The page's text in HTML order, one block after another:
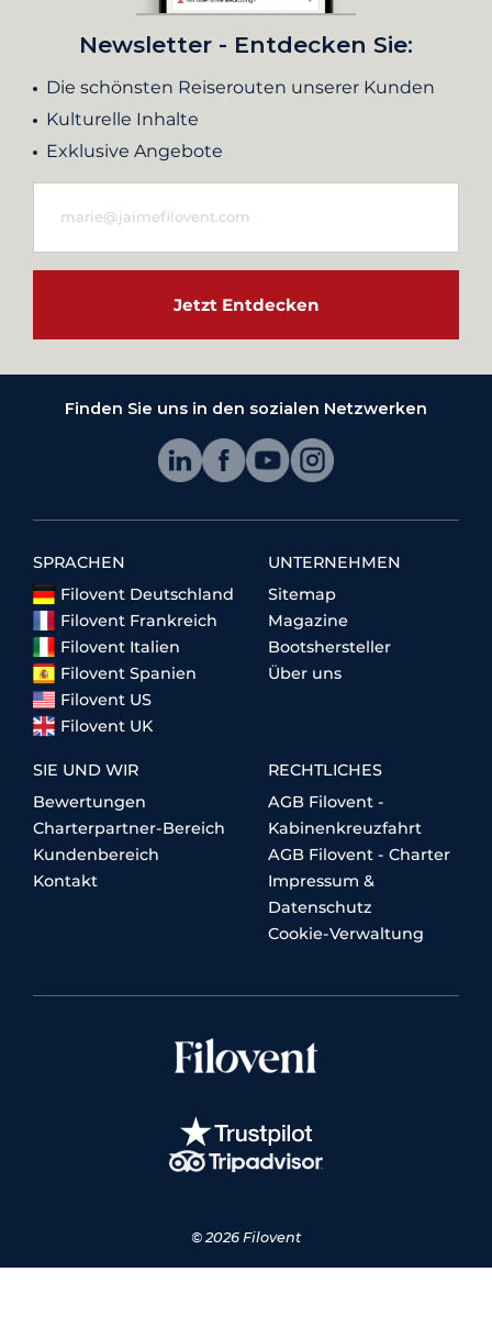
Newsletter - Entdecken Sie:
Die schönsten Reiserouten unserer Kunden
Kulturelle Inhalte
Exklusive Angebote
Jetzt Entdecken
Finden Sie uns in den sozialen Netzwerken
SPRACHEN
Filovent Deutschland
Filovent Frankreich
Filovent Italien
Filovent Spanien
Filovent US
Filovent UK
UNTERNEHMEN
Sitemap
Magazine
Bootshersteller
Über uns
SIE UND WIR
Bewertungen
Charterpartner-Bereich
Kundenbereich
Kontakt
RECHTLICHES
AGB Filovent -
Kabinenkreuzfahrt
AGB Filovent - Charter
Impressum &
Datenschutz
Cookie-Verwaltung
© 2026 Filovent